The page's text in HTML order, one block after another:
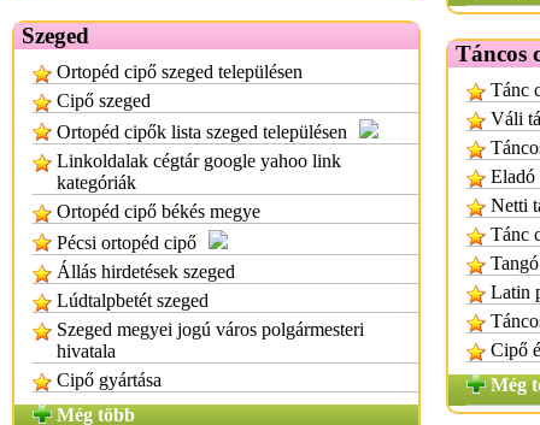
Szeged
Ortopéd cipő szeged településen
Cipő szeged
Ortopéd cipők lista szeged településen
Linkoldalak cégtár google yahoo link
kategóriák
Ortopéd cipő békés megye
Pécsi ortopéd cipő
Állás hirdetések szeged
Lúdtalpbetét szeged
Szeged megyei jogú város polgármesteri
hivatala
Cipő gyártása
Még több
Táncos
Tánc
Váli
Eladó
Netti
Tánc
Latin
Cipő
Még